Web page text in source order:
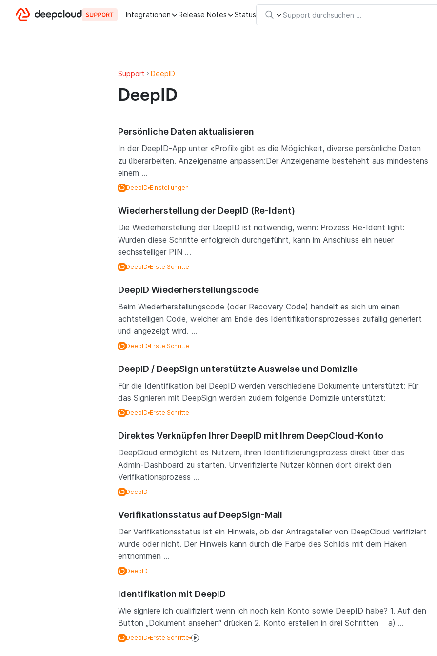
Integrationen Release Notes Status
Support DeepID
DeepID
Persönliche Daten aktualisieren
In der DeepID-App unter «Profil» gibt es die Möglichkeit, diverse persönliche Daten
zu überarbeiten. Anzeigename anpassen:Der Anzeigename besteheht aus mindestens
einem ...
DeepID Einstellungen
Wiederherstellung der DeepID (Re-Ident)
Die Wiederherstellung der DeepID ist notwendig, wenn: Prozess Re-Ident light:
Wurden diese Schritte erfolgreich durchgeführt, kann im Anschluss ein neuer
sechsstelliger PIN ...
DeepID Erste Schritte
DeepID Wiederherstellungscode
Beim Wiederherstellungscode (oder Recovery Code) handelt es sich um einen
achtstelligen Code, welcher am Ende des Identifikationsprozesses zufällig generiert
und angezeigt wird. ...
DeepID Erste Schritte
DeepID / DeepSign unterstützte Ausweise und Domizile
Für die Identifikation bei DeepID werden verschiedene Dokumente unterstützt: Für
das Signieren mit DeepSign werden zudem folgende Domizile unterstützt:
DeepID Erste Schritte
Direktes Verknüpfen Ihrer DeepID mit Ihrem DeepCloud-Konto
DeepCloud ermöglicht es Nutzern, ihren Identifizierungsprozess direkt über das
Admin-Dashboard zu starten. Unverifizierte Nutzer können dort direkt den
Verifikationsprozess ...
DeepID
Verifikationsstatus auf DeepSign-Mail
Der Verifikationsstatus ist ein Hinweis, ob der Antragsteller von DeepCloud verifiziert
wurde oder nicht. Der Hinweis kann durch die Farbe des Schilds mit dem Haken
entnommen ...
DeepID
Identifikation mit DeepID
Wie signiere ich qualifiziert wenn ich noch kein Konto sowie DeepID habe? 1. Auf den
Button „Dokument ansehen“ drücken 2. Konto erstellen in drei Schritten a) ...
DeepID Erste Schritte